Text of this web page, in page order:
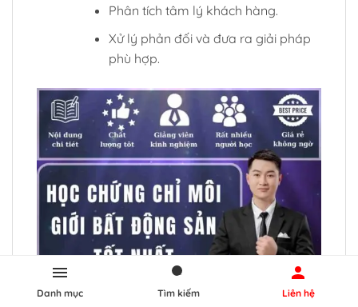
Phân tích tâm lý khách hàng.
Xử lý phản đối và đưa ra giải pháp
phù hợp.
Danh mục Tìm kiếm Liên hệ